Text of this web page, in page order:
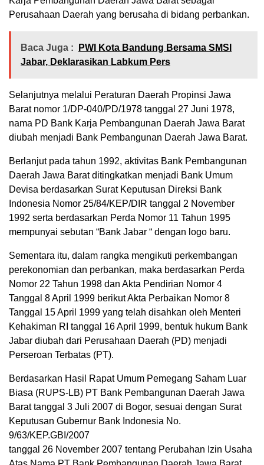
Perusahaan Daerah yang berusaha di bidang perbankan.
Baca Juga :
PWI Kota Bandung Bersama SMSI
Jabar, Deklarasikan Labkum Pers
Selanjutnya melalui Peraturan Daerah Propinsi Jawa
Barat nomor 1/DP-040/PD/1978 tanggal 27 Juni 1978,
nama PD Bank Karja Pembangunan Daerah Jawa Barat
diubah menjadi Bank Pembangunan Daerah Jawa Barat.
Berlanjut pada tahun 1992, aktivitas Bank Pembangunan
Daerah Jawa Barat ditingkatkan menjadi Bank Umum
Devisa berdasarkan Surat Keputusan Direksi Bank
Indonesia Nomor 25/84/KEP/DIR tanggal 2 November
1992 serta berdasarkan Perda Nomor 11 Tahun 1995
mempunyai sebutan “Bank Jabar “ dengan logo baru.
Sementara itu, dalam rangka mengikuti perkembangan
perekonomian dan perbankan, maka berdasarkan Perda
Nomor 22 Tahun 1998 dan Akta Pendirian Nomor 4
Tanggal 8 April 1999 berikut Akta Perbaikan Nomor 8
Tanggal 15 April 1999 yang telah disahkan oleh Menteri
Kehakiman RI tanggal 16 April 1999, bentuk hukum Bank
Jabar diubah dari Perusahaan Daerah (PD) menjadi
Perseroan Terbatas (PT).
Berdasarkan Hasil Rapat Umum Pemegang Saham Luar
Biasa (RUPS-LB) PT Bank Pembangunan Daerah Jawa
Barat tanggal 3 Juli 2007 di Bogor, sesuai dengan Surat
Keputusan Gubernur Bank Indonesia No.
9/63/KEP.GBI/2007
tanggal 26 November 2007 tentang Perubahan Izin Usaha